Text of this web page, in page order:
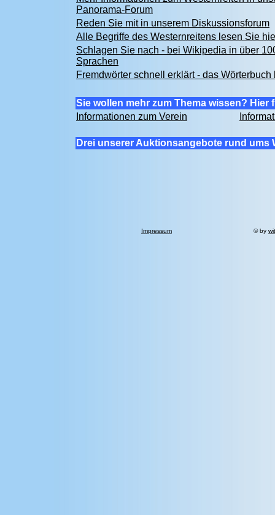
Panorama-Forum
Reden Sie mit in unserem Diskussionsforum
Alle Begriffe des Westernreitens lesen Sie
Schlagen Sie nach - bei Wikipedia in über
Sprachen
Fremdwörter schnell erklärt - das Wörterbuch
Sie wollen mehr zum Thema wissen? Hier
Informationen zum Verein
Drei unserer Auktionsangebote rund ums
Impressum © by